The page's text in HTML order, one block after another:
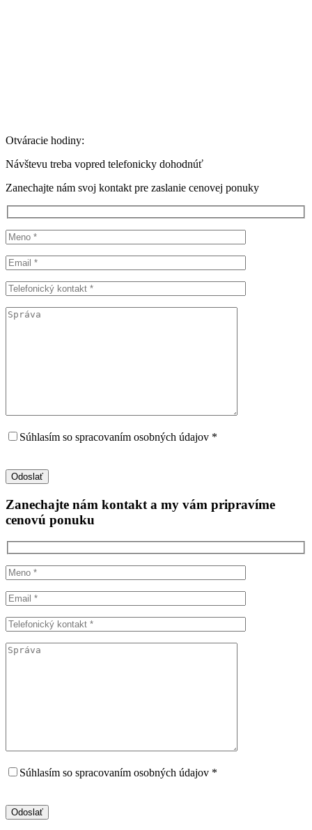
Otváracie hodiny:
Návštevu treba vopred telefonicky dohodnúť
Zanechajte nám svoj kontakt pre zaslanie cenovej ponuky
Súhlasím so spracovaním osobných údajov *
Zanechajte nám kontakt a my vám pripravíme
cenovú ponuku
Súhlasím so spracovaním osobných údajov *